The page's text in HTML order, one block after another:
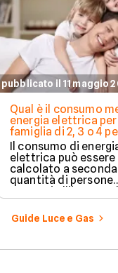
pubblicato il 11 maggio
Qual è il consumo
energia elettrica per
famiglia di 2, 3 o 4
Il consumo di
elettrica può essere
calcolato a
quantità di persone
presenti all'interno
determinato
numerosi i fattori
influenzano questo
considerazione per
Guide Luce e Gas